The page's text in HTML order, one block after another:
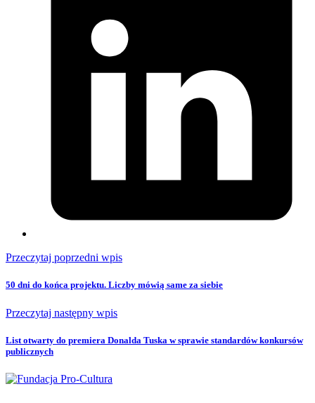
Przeczytaj poprzedni wpis
50 dni do końca projektu. Liczby mówią same za siebie
Przeczytaj następny wpis
List otwarty do premiera Donalda Tuska w sprawie standardów konkursów
publicznych